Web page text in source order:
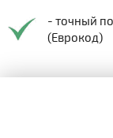
- точный
(Еврокод)